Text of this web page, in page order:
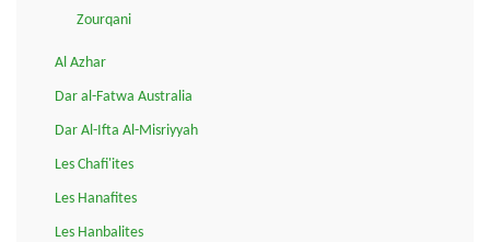
Zourqani
Al Azhar
Dar al-Fatwa Australia
Dar Al-Ifta Al-Misriyyah
Les Chafi'ites
Les Hanafites
Les Hanbalites